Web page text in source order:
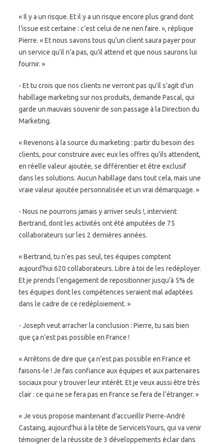
« Il y a un risque. Et il y a un risque encore plus grand dont
l’issue est certaine : c’est celui de ne rien faire. », réplique
Pierre. « Et nous savons tous qu’un client saura payer pour
un service qu’il n’a pas, qu’il attend et que nous saurons lui
fournir. »
- Et tu crois que nos clients ne verront pas qu’il s’agit d’un
habillage marketing sur nos produits, demande Pascal, qui
garde un mauvais souvenir de son passage à la Direction du
Marketing.
« Revenons à la source du marketing : partir du besoin des
clients, pour construire avec eux les offres qu’ils attendent,
en réelle valeur ajoutée, se différentier et être exclusif
dans les solutions. Aucun habillage dans tout cela, mais une
vraie valeur ajoutée personnalisée et un vrai démarquage. »
- Nous ne pourrons jamais y arriver seuls !, intervient
Bertrand, dont les activités ont été amputées de 75
collaborateurs sur les 2 dernières années.
« Bertrand, tu n’es pas seul, tes équipes comptent
aujourd’hui 620 collaborateurs. Libre à toi de les redéployer.
Et je prends l’engagement de repositionner jusqu’à 5% de
tes équipes dont les compétences seraient mal adaptées
dans le cadre de ce redéploiement. »
- Joseph veut arracher la conclusion : Pierre, tu sais bien
que ça n’est pas possible en France !
« Arrêtons de dire que ça n’est pas possible en France et
faisons-le ! Je fais confiance aux équipes et aux partenaires
sociaux pour y trouver leur intérêt. Et je veux aussi être très
clair : ce qui ne se fera pas en France se fera de l’étranger. »
« Je vous propose maintenant d’accueillir Pierre-André
Castaing, aujourd’hui à la tête de ServiceIsYours, qui va venir
témoigner de la réussite de 3 développements éclair dans